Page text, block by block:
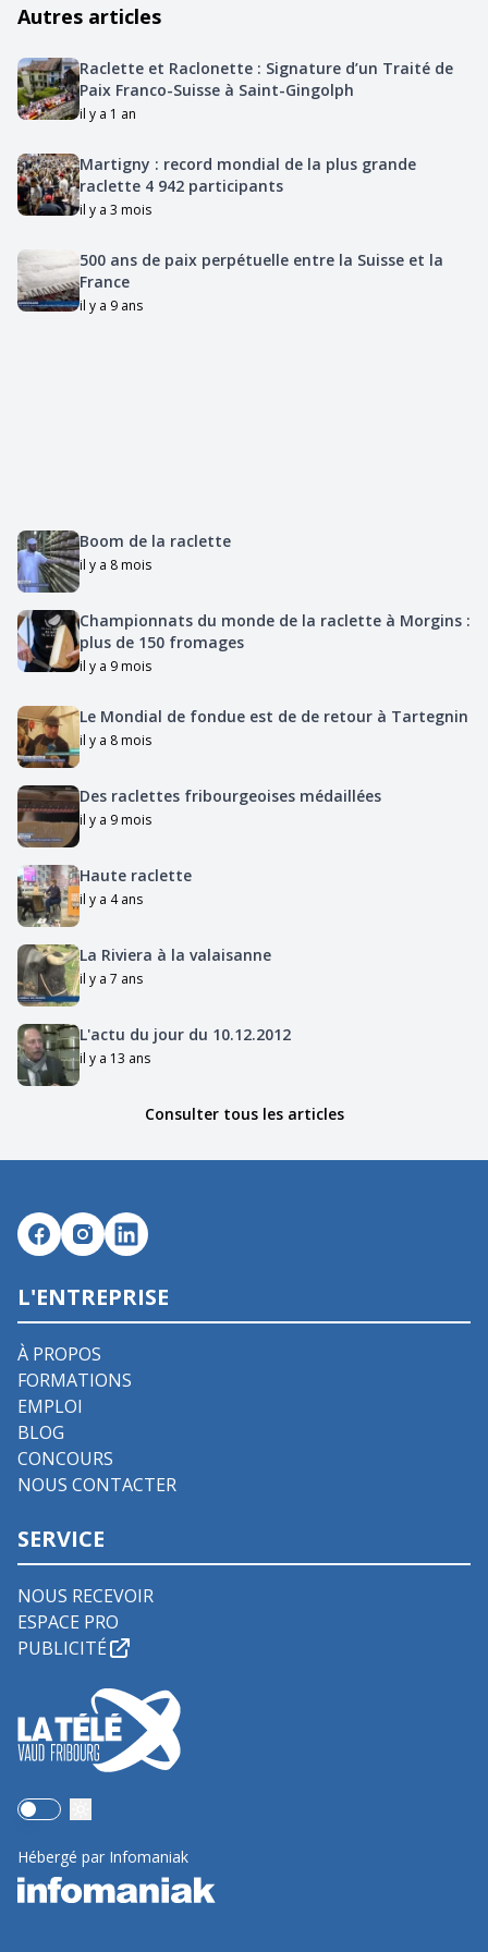
Autres articles
Raclette et Raclonette : Signature d’un Traité de
Paix Franco-Suisse à Saint-Gingolph
il y a 1 an
Martigny : record mondial de la plus grande
raclette 4 942 participants
il y a 3 mois
500 ans de paix perpétuelle entre la Suisse et la
France
il y a 9 ans
Boom de la raclette
il y a 8 mois
Championnats du monde de la raclette à Morgins :
plus de 150 fromages
il y a 9 mois
Le Mondial de fondue est de de retour à Tartegnin
il y a 8 mois
Des raclettes fribourgeoises médaillées
il y a 9 mois
Haute raclette
il y a 4 ans
La Riviera à la valaisanne
il y a 7 ans
L'actu du jour du 10.12.2012
il y a 13 ans
Consulter tous les articles
L'ENTREPRISE
À PROPOS
FORMATIONS
EMPLOI
BLOG
CONCOURS
NOUS CONTACTER
SERVICE
NOUS RECEVOIR
ESPACE PRO
PUBLICITÉ
Use setting
Hébergé par Infomaniak